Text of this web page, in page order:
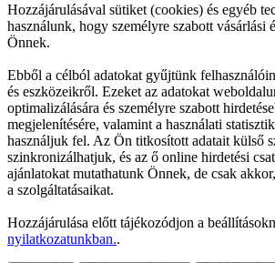
Hozzájárulásával sütiket (cookies) és egyéb
használunk, hogy személyre szabott vásárlási
Önnek.
Ebből a célból adatokat gyűjtünk
és eszközeikről. Ezeket az adatokat
optimalizálására és személyre szabott
megjelenítésére, valamint a használati
használjuk fel. Az Ön titkosított adatait külső
szinkronizálhatjuk, és az ő online hirdetési
ajánlatokat mutathatunk Önnek, de csak
a szolgáltatásaikat.
Hozzájárulása előtt tájékozódjon a
nyilatkozatunkban..